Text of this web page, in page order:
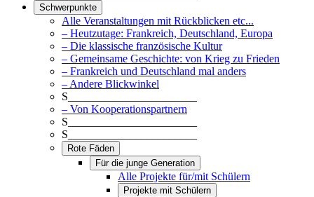
Schwerpunkte
Alle Veranstaltungen mit Rückblicken etc...
– Heutzutage: Frankreich, Deutschland, Europa
– Die klassische französische Kultur
– Gemeinsame Geschichte: von Krieg zu Frieden
– Frankreich und Deutschland mal anders
– Andere Blickwinkel
S_______________________
– Von Kooperationspartnern
S_______________________
S_______________________
Rote Fäden
Für die junge Generation
Alle Projekte für/mit Schülern
Projekte mit Schülern